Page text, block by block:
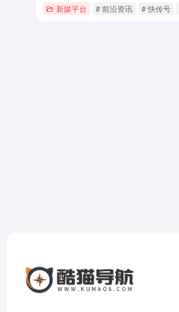
新媒平台 # 前沿资讯 # 快传号